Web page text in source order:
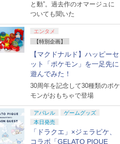
と動”。過去作のオマージュに
ついても聞いた
エンタメ
【特別企画】
【マクドナルド】ハッピーセ
ット「ポケモン」を一足先に
遊んでみた！
30周年を記念して30種類のポケ
モンがおもちゃで登場
アパレル
ゲームグッズ
本日発売
「ドラクエ」×ジェラピケ、
コラボ「GELATO PIQUE